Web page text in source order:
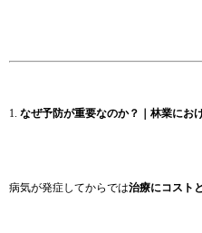
1. なぜ予防が重要なのか？｜林業にお
病気が発症してからでは治療にコスト